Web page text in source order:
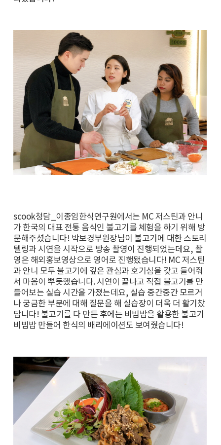
scook청담_이종임한식연구원에서는 MC 저스틴과 안니
가 한국의 대표 전통 음식인 불고기를 체험을 하기 위해 방
문해주셨습니다! 박보경부원장님이 불고기에 대한 스토리
텔링과 시연을 시작으로 방송 촬영이 진행되었는데요, 촬
영은 해외홍보영상으로 영어로 진행됐습니다! MC 저스틴
과 안니 모두 불고기에 깊은 관심과 호기심을 갖고 들어줘
서 마음이 뿌듯했습니다. 시연이 끝나고 직접 불고기를 만
들어보는 실습 시간을 가졌는데요, 실습 중간중간 모르거
나 궁금한 부분에 대해 질문을 해 실습장이 더욱 더 활기찼
답니다! 불고기를 다 만든 후에는 비빔밥을 활용한 불고기
비빔밥 만들어 한식의 배리에이션도 보여줬습니다!